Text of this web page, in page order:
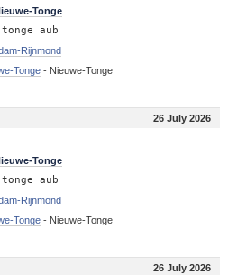
Tonge
aub
Rijnmond
Tonge- Nieuwe-Tonge
26 July 2026
Tonge
aub
Rijnmond
Tonge- Nieuwe-Tonge
26 July 2026